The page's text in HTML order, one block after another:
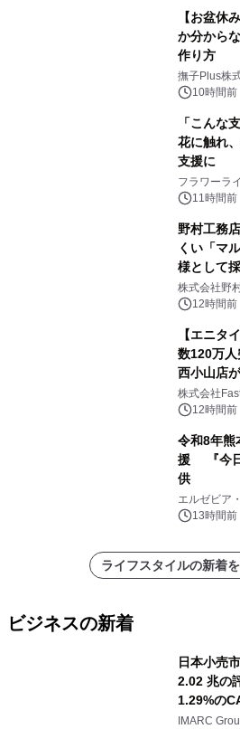
【お盆休
か分から
作り方
撫子Plus株
10時間前
「こんな
花に触れ
支援に
フラワーラ
11時間前
野村工務
くい「マ
様として
こだわる」
株式会社野
12時間前
【エニタ
数120万
西小山店
株式会社
12時間前
令和8年熊
援 『今日
供
エルゼビア
13時間前
ライフスタイルの新着
ビジネスの新着
日本小売
2.02 兆の
1.29%の
ています。
IMARC